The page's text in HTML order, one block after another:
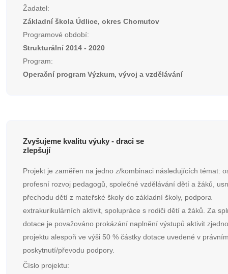
Žadatel:
Základní škola Údlice, okres Chomutov
Programové období:
Strukturální 2014 - 2020
Program:
Operační program Výzkum, vývoj a vzdělávání
Zvyšujeme kvalitu výuky - draci se
zlepšují
Projekt je zaměřen na jedno z/kombinaci následujících témat:
profesní rozvoj pedagogů, společné vzdělávání dětí a žáků,
přechodu dětí z mateřské školy do základní školy, podpora
extrakurikulárních aktivit, spolupráce s rodiči dětí a žáků. Za
dotace je považováno prokázání naplnění výstupů aktivit
projektu alespoň ve výši 50 % částky dotace uvedené v
poskytnutí/převodu podpory.
Číslo projektu: